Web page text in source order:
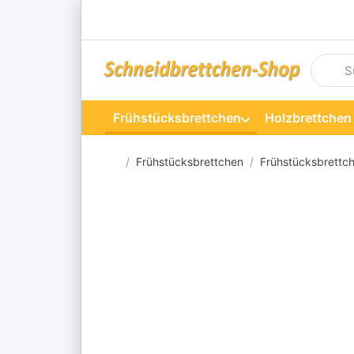
Geben
Frühstücksbrettchen Holzbrettchen
Startseite
Frühstücksbrettchen